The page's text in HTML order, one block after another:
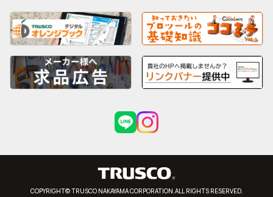
COPYRIGHT© TRUSCO NAKAYAMA CORPORATION.ALL RIGHTS RESERVED.